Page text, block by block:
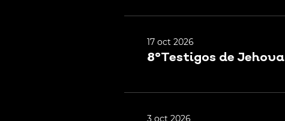
17 oct 2026
8°Testigos de Jehova
3 oct 2026